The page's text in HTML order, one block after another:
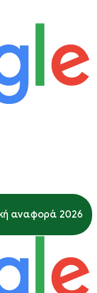
αναφορά 2026